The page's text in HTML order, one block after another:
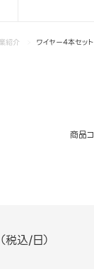
紹介 ワイヤー4本セッ
商品
税込/日）